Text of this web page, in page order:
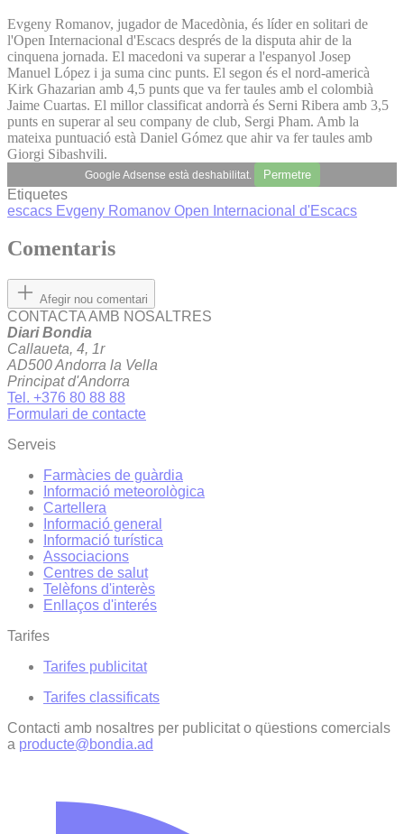
Evgeny Romanov, jugador de Macedònia, és líder en solitari de
l'Open Internacional d'Escacs després de la disputa ahir de la
cinquena jornada. El macedoni va superar a l'espanyol Josep
Manuel López i ja suma cinc punts. El segon és el nord-americà
Kirk Ghazarian amb 4,5 punts que va fer taules amb el colombià
Jaime Cuartas. El millor classificat andorrà és Serni Ribera amb 3,5
punts en superar al seu company de club, Sergi Pham. Amb la
mateixa puntuació està Daniel Gómez que ahir va fer taules amb
Giorgi Sibashvili.
Google Adsense està deshabilitat. Permetre
Etiquetes
escacs Evgeny Romanov Open Internacional d'Escacs
Comentaris
Afegir nou comentari
CONTACTA AMB NOSALTRES
Diari Bondia
Callaueta, 4, 1r
AD500 Andorra la Vella
Principat d'Andorra
Tel. +376 80 88 88
Formulari de contacte
Serveis
Farmàcies de guàrdia
Informació meteorològica
Cartellera
Informació general
Informació turística
Associacions
Centres de salut
Telèfons d'interès
Enllaços d'interés
Tarifes
Tarifes publicitat
Tarifes classificats
Contacti amb nosaltres per publicitat o qüestions comercials
a producte@bondia.ad